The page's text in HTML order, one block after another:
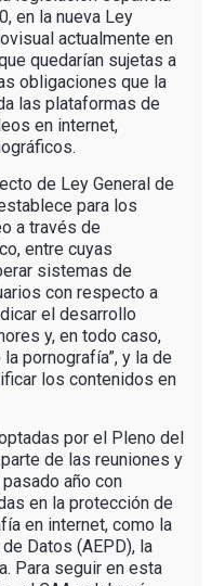
en la nueva Ley
actualmente en
quedarían sujetas a
obligaciones que la
las plataformas de
en internet,
de Ley General de
para los
a través de
entre cuyas
sistemas de
con respecto a
el desarrollo
y, en todo caso,
pornografía”, y la de
los contenidos en
por el Pleno del
de las reuniones y
año con
en la protección de
en internet, como la
Datos (AEPD), la
Para seguir en esta